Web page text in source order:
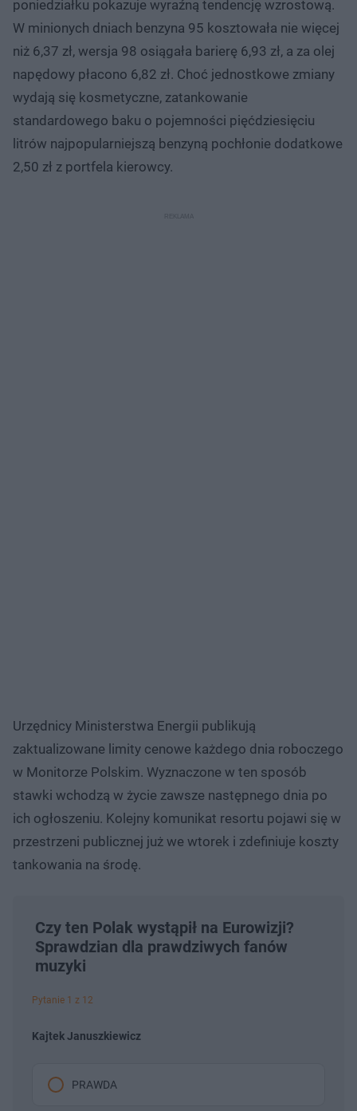
poniedziałku pokazuje wyraźną tendencję wzrostową.
W minionych dniach benzyna 95 kosztowała nie więcej
niż 6,37 zł, wersja 98 osiągała barierę 6,93 zł, a za olej
napędowy płacono 6,82 zł. Choć jednostkowe zmiany
wydają się kosmetyczne, zatankowanie
standardowego baku o pojemności pięćdziesięciu
litrów najpopularniejszą benzyną pochłonie dodatkowe
2,50 zł z portfela kierowcy.
Urzędnicy Ministerstwa Energii publikują
zaktualizowane limity cenowe każdego dnia roboczego
w Monitorze Polskim. Wyznaczone w ten sposób
stawki wchodzą w życie zawsze następnego dnia po
ich ogłoszeniu. Kolejny komunikat resortu pojawi się w
przestrzeni publicznej już we wtorek i zdefiniuje koszty
tankowania na środę.
Czy ten Polak wystąpił na Eurowizji?
Sprawdzian dla prawdziwych fanów
muzyki
Pytanie 1 z 12
Kajtek Januszkiewicz
PRAWDA